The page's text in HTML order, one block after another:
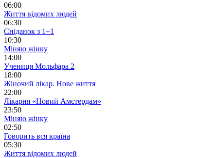
06:00
Життя відомих людей
06:30
Сніданок з 1+1
10:30
Міняю жінку
14:00
Учениця Мольфара 2
18:00
Жіночий лікар. Нове життя
22:00
Лікарня «Новий Амстердам»
23:50
Міняю жінку
02:50
Говорить вся країна
05:30
Життя відомих людей